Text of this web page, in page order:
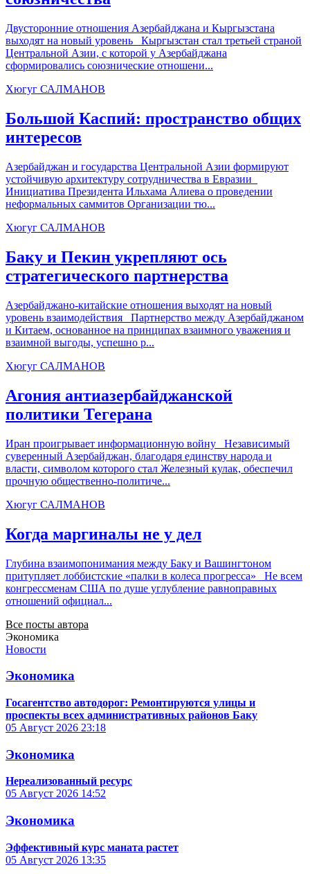
Двусторонние отношения Азербайджана и Кыргызстана
выходят на новый уровень Кыргызстан стал третьей страной
Центральной Азии, с которой у Азербайджана
сформировались союзнические отношени...
Хюгуг САЛМАНОВ
Большой Каспий: пространство общих
интересов
Азербайджан и государства Центральной Азии формируют
устойчивую архитектуру сотрудничества в Евразии
Инициатива Президента Ильхама Алиева о проведении
неформальных саммитов Организации тю...
Хюгуг САЛМАНОВ
Баку и Пекин укрепляют ось
стратегического партнерства
Азербайджано-китайские отношения выходят на новый
уровень взаимодействия Партнерство между Азербайджаном
и Китаем, основанное на принципах взаимного уважения и
взаимной выгоды, успешно р...
Хюгуг САЛМАНОВ
Агония антиазербайджанской
политики Тегерана
Иран проигрывает информационную войну Независимый
суверенный Азербайджан, благодаря единству народа и
власти, символом которого стал Железный кулак, обеспечил
прочную общественно-политиче...
Хюгуг САЛМАНОВ
Когда маргиналы не у дел
Глубина взаимопонимания между Баку и Вашингтоном
притупляет лоббистские «палки в колеса прогресса» Не всем
конгрессменам США по душе углубление равноправных
отношений официал...
Все посты автора
Экономика
Новости
Экономика
Госагентство автодорог: Ремонтируются улицы и
проспекты всех административных районов Баку
05 Август 2026 23:18
Экономика
Нереализованный ресурс
05 Август 2026 14:52
Экономика
Эффективный курс маната растет
05 Август 2026 13:35